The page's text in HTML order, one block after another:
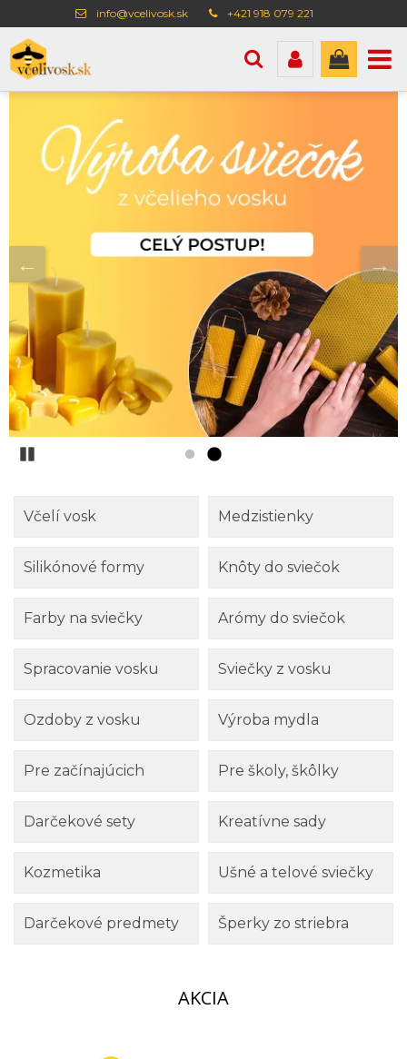
info@vcelivosk.sk +421 918 079 221
Včelí vosk Medzistienky
Silikónové formy Knôty do sviečok
Farby na sviečky Arómy do sviečok
Spracovanie vosku Sviečky z vosku
Ozdoby z vosku Výroba mydla
Pre začínajúcich Pre školy, škôlky
Darčekové sety Kreatívne sady
Kozmetika Ušné a telové sviečky
Darčekové predmety Šperky zo striebra
AKCIA